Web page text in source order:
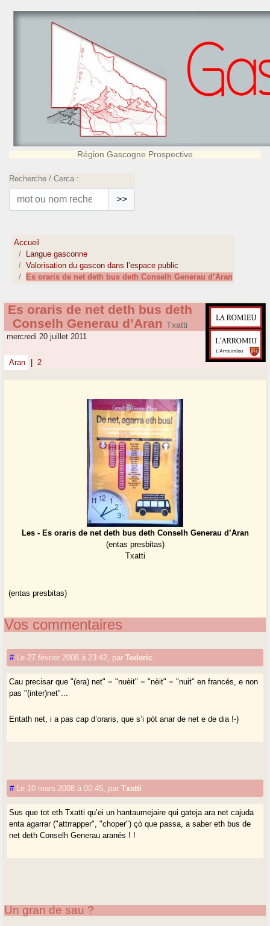
Région Gascogne Prospective
Recherche / Cerca :
>>
Accueil
Langue gasconne
Valorisation du gascon dans l’espace public
Es oraris de net deth bus deth Conselh Generau d’Aran
Es oraris de net deth bus deth
Conselh Generau d’Aran Txatti
mercredi 20 juillet 2011
Aran 2
Les - Es oraris de net deth bus deth Conselh Generau d’Aran
(entas presbitas)
Txatti
(entas presbitas)
Vos commentaires
# Le 27 février 2008 à 23:42 parTederic
Cau precisar que "(era) net" = "nuèit" = "nèit" = "nuit" en francés, e non
pas "(inter)net"...
Entath net, i a pas cap d’oraris, que s’i pòt anar de net e de dia !-)
# Le 10 mars 2008 à 00:45 parTxatti
Sus que tot eth Txatti qu’ei un hantaumejaire qui gateja ara net cajuda
enta agarrar ("attrrapper", "choper") çò que passa, a saber eth bus de
net deth Conselh Generau aranés ! !
Un gran de sau ?